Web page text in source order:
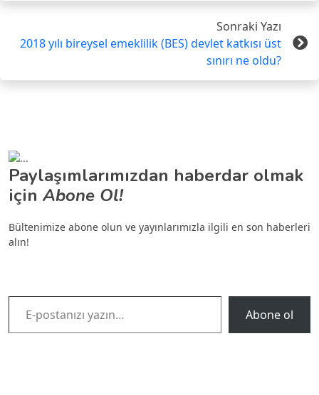
Sonraki Yazı
2018 yılı bireysel emeklilik (BES) devlet katkısı üst
sınırı ne oldu?
Paylaşımlarımızdan haberdar olmak
için Abone Ol!
Bültenimize abone olun ve yayınlarımızla ilgili en son haberleri
alın!
E-postanızı yazın…
Abone ol